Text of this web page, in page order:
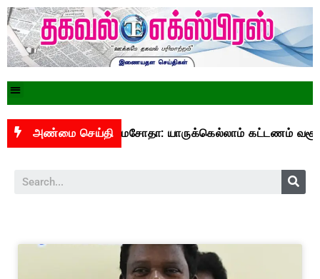
அண்மை செய்தி
யுபிஐ மசோதா: யாருக்கெல்லாம் கட்டணம்